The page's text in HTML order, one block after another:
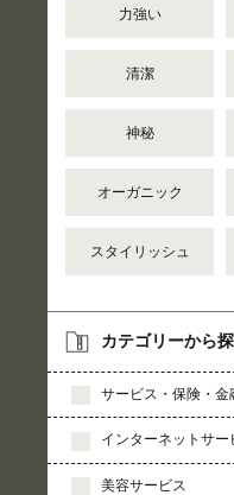
力強い
清潔
神秘
オーガニック
スタイリッシュ
カテゴリーから
サービス・保険・金
インターネットサー
美容サービス